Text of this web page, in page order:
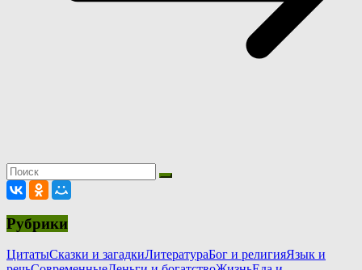
Рубрики
ЦитатыСказки и загадкиЛитератураБог и религияЯзык и